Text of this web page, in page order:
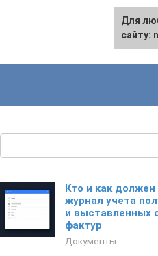
Кто и как должен
журнал учета
и выставленных
фактур
Документы
Для
сайту: